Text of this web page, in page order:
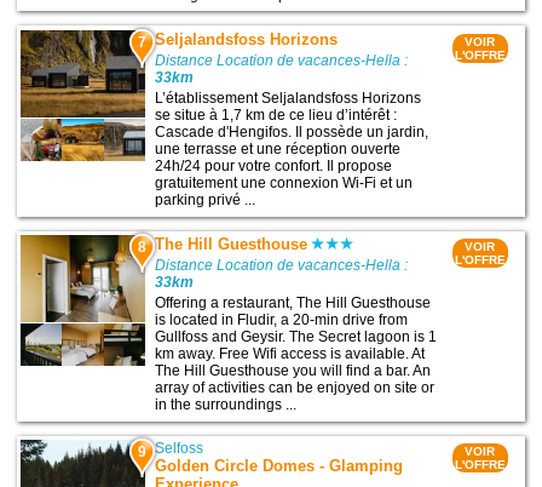
7 Seljalandsfoss Horizons
Distance Location de vacances-Hella :
33km
L’établissement Seljalandsfoss Horizons
se situe à 1,7 km de ce lieu d’intérêt :
Cascade d'Hengifos. Il possède un jardin,
une terrasse et une réception ouverte
24h/24 pour votre confort. Il propose
gratuitement une connexion Wi-Fi et un
parking privé ...
VOIR
L'OFFRE
8 The Hill Guesthouse
Distance Location de vacances-Hella :
33km
Offering a restaurant, The Hill Guesthouse
is located in Fludir, a 20-min drive from
Gullfoss and Geysir. The Secret lagoon is 1
km away. Free Wifi access is available. At
The Hill Guesthouse you will find a bar. An
array of activities can be enjoyed on site or
in the surroundings ...
VOIR
L'OFFRE
9 Selfoss
Golden Circle Domes - Glamping
VOIR
L'OFFRE